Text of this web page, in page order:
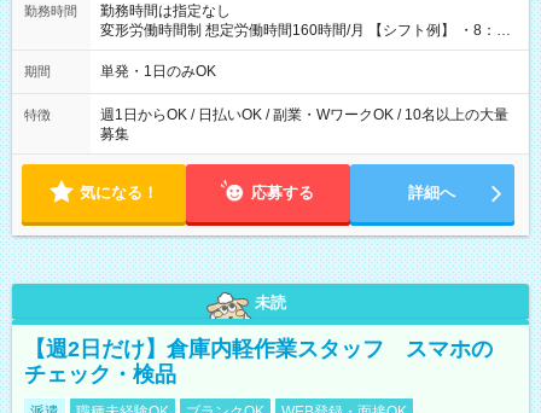
勤務時間
勤務時間は指定なし
変形労働時間制 想定労働時間160時間/月 【シフト例】 ・8：00
～21：00
期間 単発・1日のみOK
特徴
週1日からOK / 日払いOK / 副業・WワークOK / 10名以上の大量
募集
気になる！ 応募する 詳細へ
未読
【週2日だけ】倉庫内軽作業スタッフ スマホの
チェック・検品